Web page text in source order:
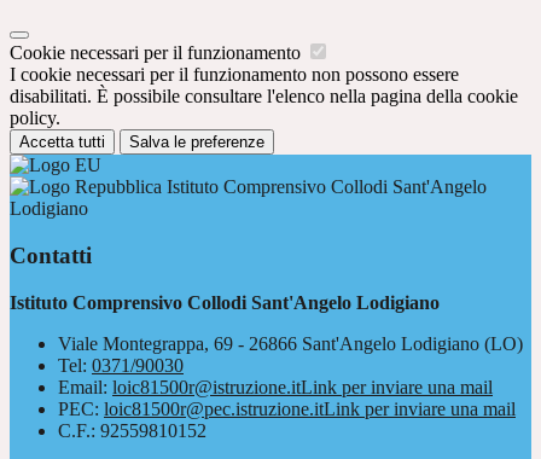
Cookie necessari per il funzionamento
I cookie necessari per il funzionamento non possono essere
disabilitati. È possibile consultare l'elenco nella pagina della cookie
policy.
Accetta tutti Salva le preferenze
Istituto Comprensivo Collodi Sant'Angelo
Lodigiano
Contatti
Istituto Comprensivo Collodi Sant'Angelo Lodigiano
Viale Montegrappa, 69 - 26866 Sant'Angelo Lodigiano (LO)
Tel: 0371/90030
Email: loic81500r@istruzione.itLink per inviare una mail
PEC: loic81500r@pec.istruzione.itLink per inviare una mail
C.F.: 92559810152